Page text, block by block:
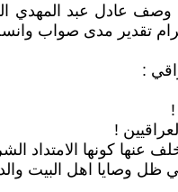
ال 13 وبالترتيب كما
تقدير مدى صواب
: